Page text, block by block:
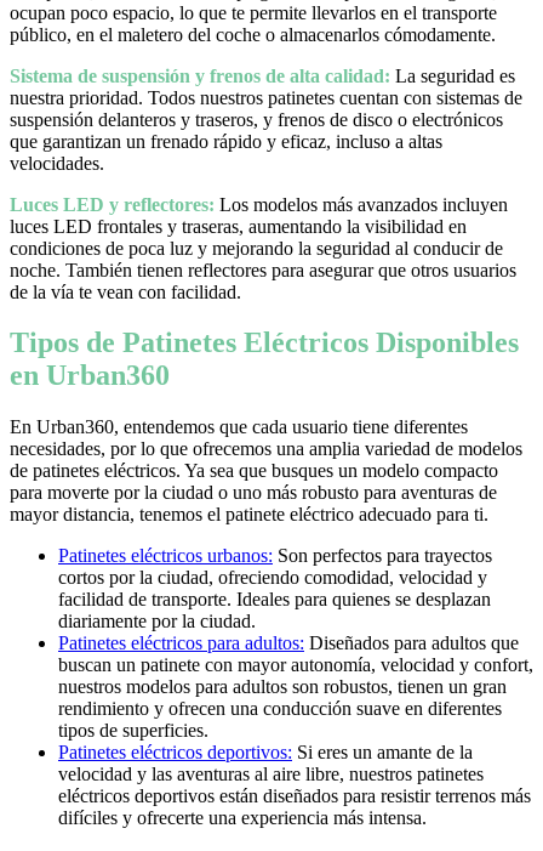
ocupan poco espacio, lo que te permite llevarlos en el transporte
público, en el maletero del coche o almacenarlos cómodamente.
Sistema de suspensión y frenos de alta calidad: La seguridad es
nuestra prioridad. Todos nuestros patinetes cuentan con sistemas de
suspensión delanteros y traseros, y frenos de disco o electrónicos
que garantizan un frenado rápido y eficaz, incluso a altas
velocidades.
Luces LED y reflectores: Los modelos más avanzados incluyen
luces LED frontales y traseras, aumentando la visibilidad en
condiciones de poca luz y mejorando la seguridad al conducir de
noche. También tienen reflectores para asegurar que otros usuarios
de la vía te vean con facilidad.
Tipos de Patinetes Eléctricos Disponibles
en Urban360
En Urban360, entendemos que cada usuario tiene diferentes
necesidades, por lo que ofrecemos una amplia variedad de modelos
de patinetes eléctricos. Ya sea que busques un modelo compacto
para moverte por la ciudad o uno más robusto para aventuras de
mayor distancia, tenemos el patinete eléctrico adecuado para ti.
Patinetes eléctricos urbanos: Son perfectos para trayectos
cortos por la ciudad, ofreciendo comodidad, velocidad y
facilidad de transporte. Ideales para quienes se desplazan
diariamente por la ciudad.
Patinetes eléctricos para adultos: Diseñados para adultos que
buscan un patinete con mayor autonomía, velocidad y confort,
nuestros modelos para adultos son robustos, tienen un gran
rendimiento y ofrecen una conducción suave en diferentes
tipos de superficies.
Patinetes eléctricos deportivos: Si eres un amante de la
velocidad y las aventuras al aire libre, nuestros patinetes
eléctricos deportivos están diseñados para resistir terrenos más
difíciles y ofrecerte una experiencia más intensa.